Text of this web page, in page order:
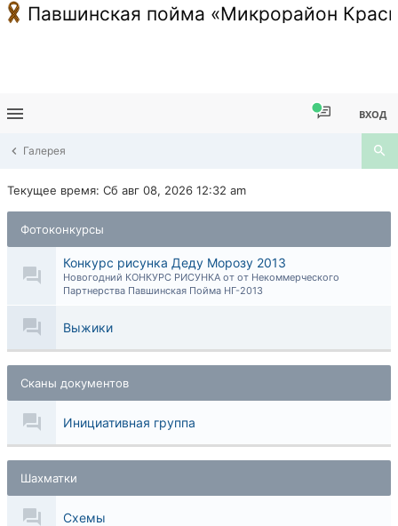
Павшинская пойма «Микрорайон
ВХОД
Галерея
Текущее время: Сб авг 08, 2026 12:32 am
Фотоконкурсы
Конкурс рисунка Деду Морозу 2013
Новогодний КОНКУРС РИСУНКА от от Некоммерческого
Партнерства Павшинская Пойма НГ-2013
Выжики
Сканы документов
Инициативная группа
Шахматки
Схемы